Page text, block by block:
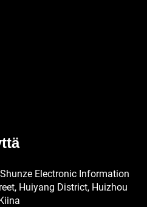
Electronic Information
Huiyang District, Huizhou